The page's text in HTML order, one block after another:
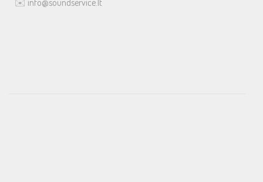
✉️ info@soundservice.lt